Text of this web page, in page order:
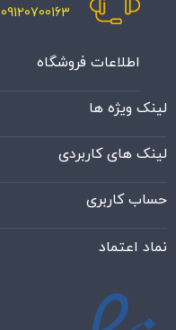
09120700163
اطلاعات فروشگاه
لینک ویژه ها
لینک های کاربردی
حساب کاربری
نماد اعتماد